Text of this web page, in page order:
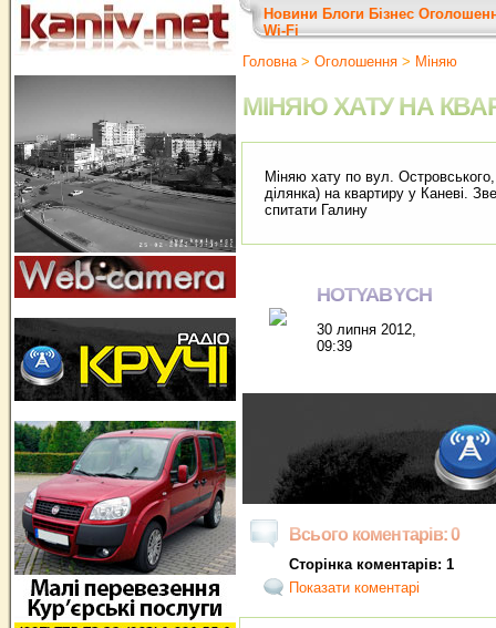
Новини Блоги Бізнес
Wi-Fi
Головна> Оголошення > Міняю
МІНЯЮ ХАТУ НА
Міняю хату по вул.
ділянка) на квартиру у Каневі.
спитати Галину
HOTYABYCH
30 липня 2012,
09:39
Всього коментарів: 0
Сторінка коментарів: 1
Показати коментарі